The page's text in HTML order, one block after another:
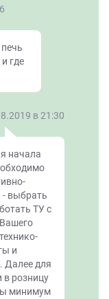
где
в 21:30
начала
- выбрать
ТУ с
и
Далее для
в розницу
минимум